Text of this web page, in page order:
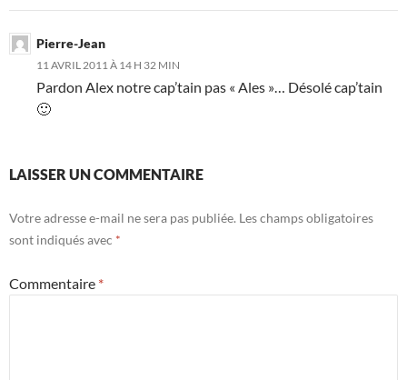
Pierre-Jean
11 AVRIL 2011 À 14 H 32 MIN
Pardon Alex notre cap’tain pas « Ales »… Désolé cap’tain
🙂
LAISSER UN COMMENTAIRE
Votre adresse e-mail ne sera pas publiée. Les champs obligatoires
sont indiqués avec *
Commentaire *